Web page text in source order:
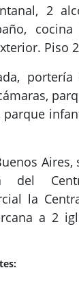
2
Piso 2
parque
del
la
a 2